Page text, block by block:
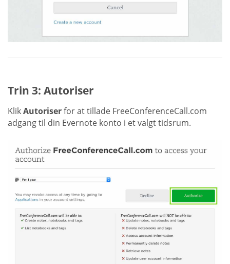
Trin 3: Autoriser
KlikAutoriserfor at tillade FreeConferenceCall.com
adgang til din Evernote konto i et valgt tidsrum.